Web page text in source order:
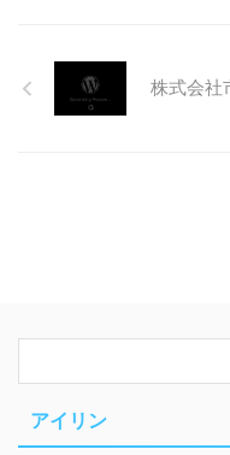
株式会社
アイリン